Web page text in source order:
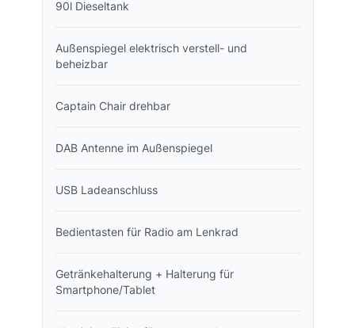
90l Dieseltank
Außenspiegel elektrisch verstell- und
beheizbar
Captain Chair drehbar
DAB Antenne im Außenspiegel
USB Ladeanschluss
Bedientasten für Radio am Lenkrad
Getränkehalterung + Halterung für
Smartphone/Tablet